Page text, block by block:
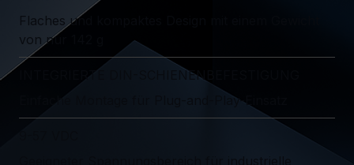
Flaches und kompaktes Design mit einem Gewicht
von nur 142 g
INTEGRIERTE DIN-SCHIENENBEFESTIGUNG
Einfache Montage für Plug-and-Play-Einsatz